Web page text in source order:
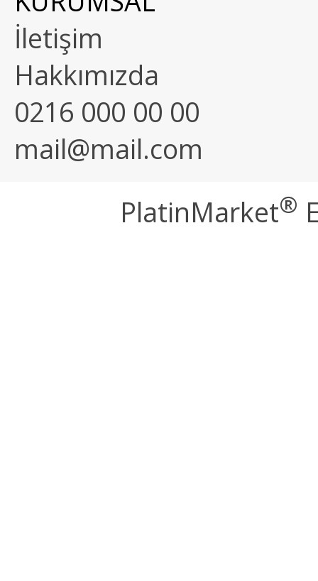
İletişim
Hakkımızda
0216 000 00 00
mail@mail.com
PlatinMarket®